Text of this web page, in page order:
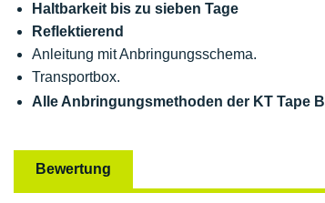
Haltbarkeit bis zu sieben Tage
Reflektierend
Anleitung mit Anbringungsschema.
Transportbox.
Alle Anbringungsmethoden der KT Tape
Bewertung